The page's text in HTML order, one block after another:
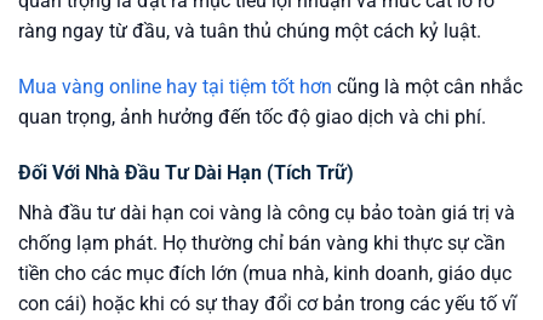
ràng ngay từ đầu, và tuân thủ chúng một cách kỷ luật.
Mua vàng online hay tại tiệm tốt hơn cũng là một cân nhắc
quan trọng, ảnh hưởng đến tốc độ giao dịch và chi phí.
Đối Với Nhà Đầu Tư Dài Hạn (Tích Trữ)
Nhà đầu tư dài hạn coi vàng là công cụ bảo toàn giá trị và
chống lạm phát. Họ thường chỉ bán vàng khi thực sự cần
tiền cho các mục đích lớn (mua nhà, kinh doanh, giáo dục
con cái) hoặc khi có sự thay đổi cơ bản trong các yếu tố vĩ